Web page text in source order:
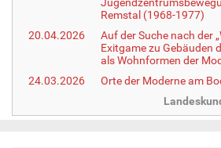
Remstal (1968-1977)
20.04.2026
Auf der Suche nach der
Exitgame zu Gebäuden
als Wohnformen der
24.03.2026
Orte der Moderne am